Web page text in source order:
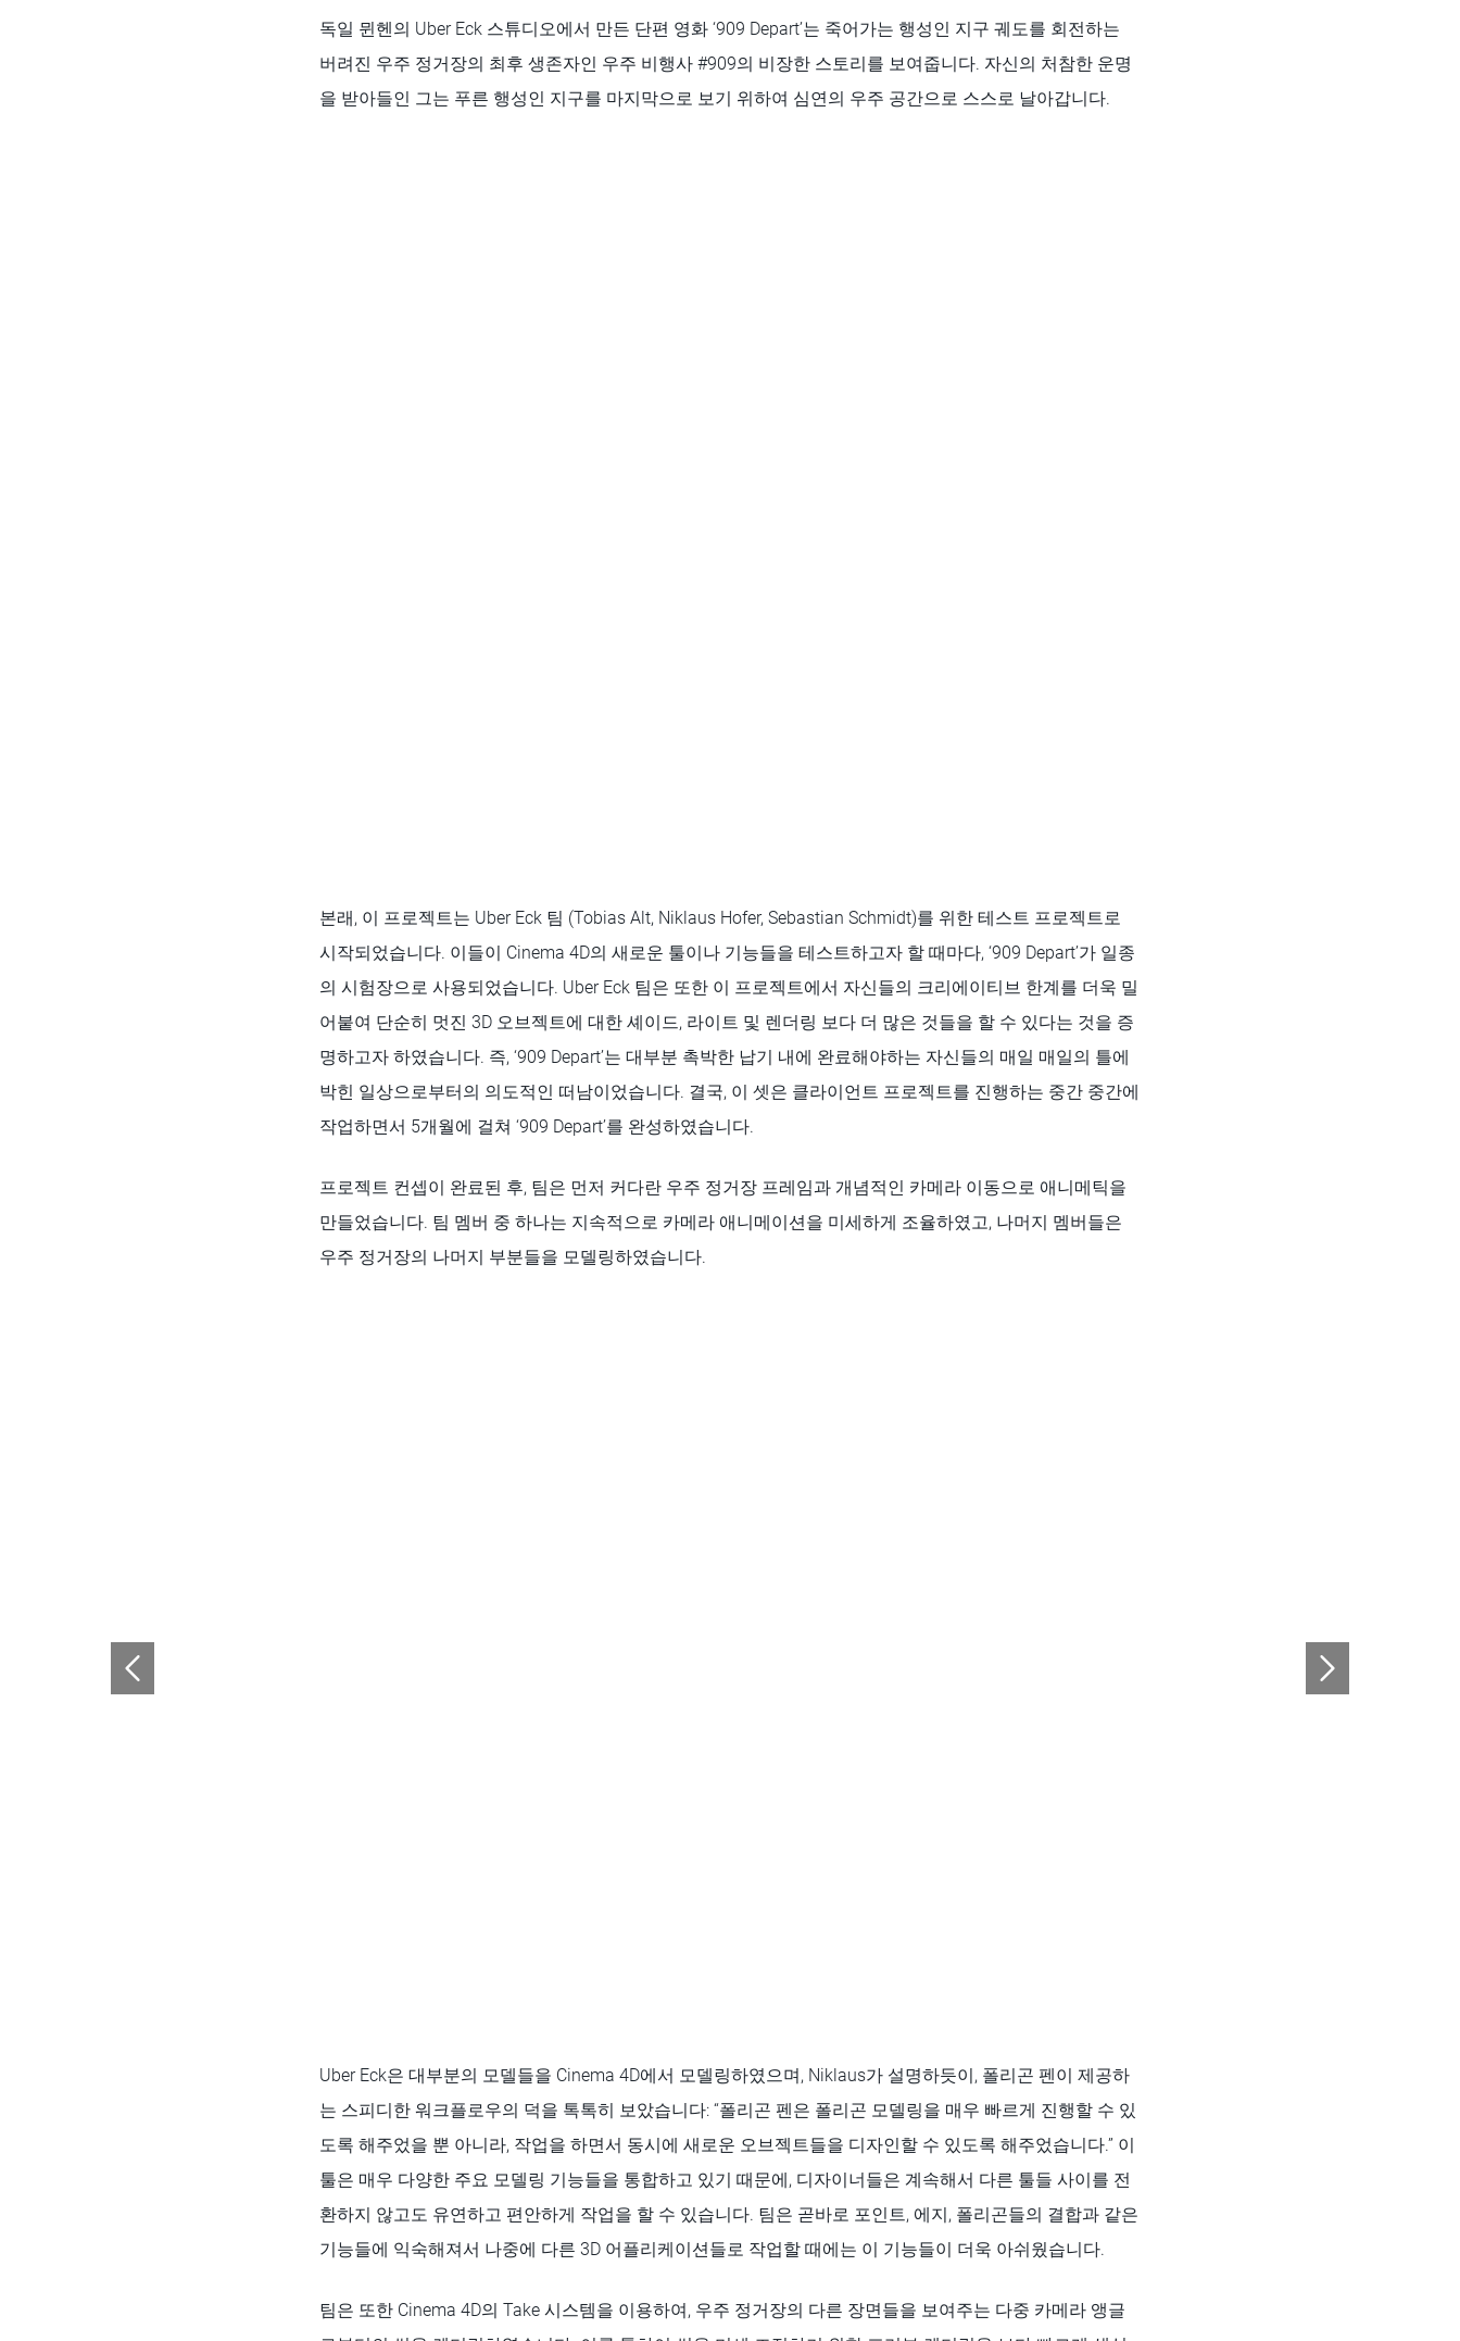
독일 뮌헨의 Uber Eck 스튜디오에서 만든 단편 영화 ‘909 Depart’는 죽어가는 행성인 지구 궤도를 회전하는
버려진 우주 정거장의 최후 생존자인 우주 비행사 #909의 비장한 스토리를 보여줍니다. 자신의 처참한 운명
을 받아들인 그는 푸른 행성인 지구를 마지막으로 보기 위하여 심연의 우주 공간으로 스스로 날아갑니다.
본래, 이 프로젝트는 Uber Eck 팀 (Tobias Alt, Niklaus Hofer, Sebastian Schmidt)를 위한 테스트 프로젝트로
시작되었습니다. 이들이 Cinema 4D의 새로운 툴이나 기능들을 테스트하고자 할 때마다, ‘909 Depart’가 일종
의 시험장으로 사용되었습니다. Uber Eck 팀은 또한 이 프로젝트에서 자신들의 크리에이티브 한계를 더욱 밀
어붙여 단순히 멋진 3D 오브젝트에 대한 셰이드, 라이트 및 렌더링 보다 더 많은 것들을 할 수 있다는 것을 증
명하고자 하였습니다. 즉, ‘909 Depart’는 대부분 촉박한 납기 내에 완료해야하는 자신들의 매일 매일의 틀에
박힌 일상으로부터의 의도적인 떠남이었습니다. 결국, 이 셋은 클라이언트 프로젝트를 진행하는 중간 중간에
작업하면서 5개월에 걸쳐 ‘909 Depart’를 완성하였습니다.
프로젝트 컨셉이 완료된 후, 팀은 먼저 커다란 우주 정거장 프레임과 개념적인 카메라 이동으로 애니메틱을
만들었습니다. 팀 멤버 중 하나는 지속적으로 카메라 애니메이션을 미세하게 조율하였고, 나머지 멤버들은
우주 정거장의 나머지 부분들을 모델링하였습니다.
Uber Eck은 대부분의 모델들을 Cinema 4D에서 모델링하였으며, Niklaus가 설명하듯이, 폴리곤 펜이 제공하
는 스피디한 워크플로우의 덕을 톡톡히 보았습니다: “폴리곤 펜은 폴리곤 모델링을 매우 빠르게 진행할 수 있
도록 해주었을 뿐 아니라, 작업을 하면서 동시에 새로운 오브젝트들을 디자인할 수 있도록 해주었습니다.” 이
툴은 매우 다양한 주요 모델링 기능들을 통합하고 있기 때문에, 디자이너들은 계속해서 다른 툴들 사이를 전
환하지 않고도 유연하고 편안하게 작업을 할 수 있습니다. 팀은 곧바로 포인트, 에지, 폴리곤들의 결합과 같은
기능들에 익숙해져서 나중에 다른 3D 어플리케이션들로 작업할 때에는 이 기능들이 더욱 아쉬웠습니다.
팀은 또한 Cinema 4D의 Take 시스템을 이용하여, 우주 정거장의 다른 장면들을 보여주는 다중 카메라 앵글